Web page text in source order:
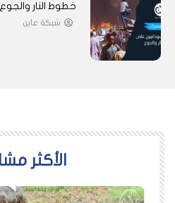
خطوط النار والجوع
شبكة عاين
اﻷكثر